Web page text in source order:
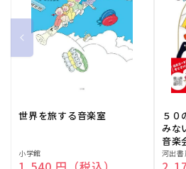
世界を旅する音楽室
販
小学館
５０
みな
音楽
販
河出